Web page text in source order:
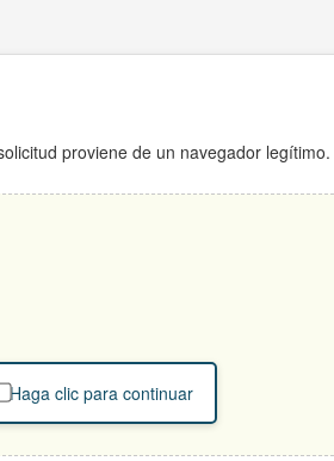
proviene de un navegador legítimo.
Haga clic para continuar